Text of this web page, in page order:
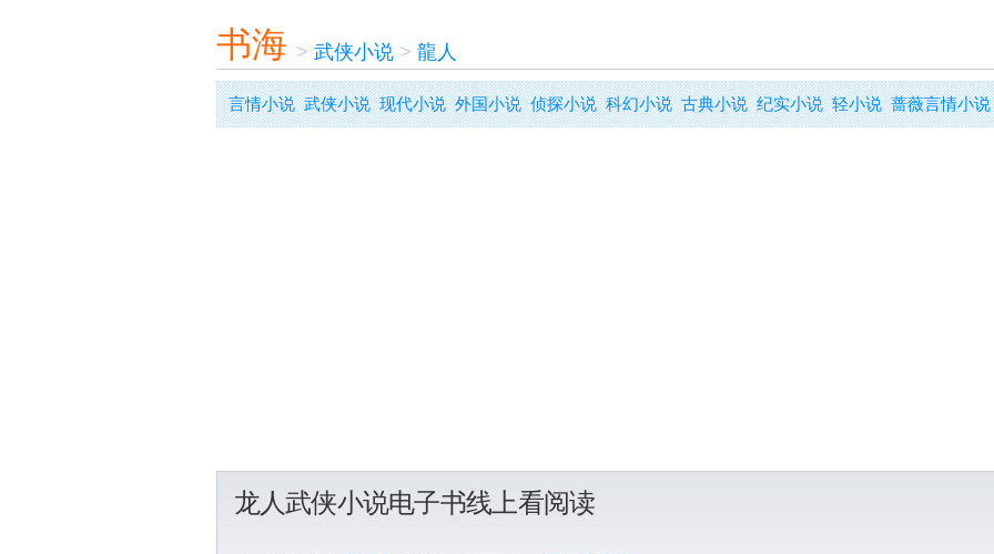
书海 > 武侠小说> 龍人
言情小说 武侠小说 现代小说 外国小说 侦探小说 科幻小说 古典小说 纪实小说 轻小说 蔷薇言情小说
龙人武侠小说电子书线上看阅读